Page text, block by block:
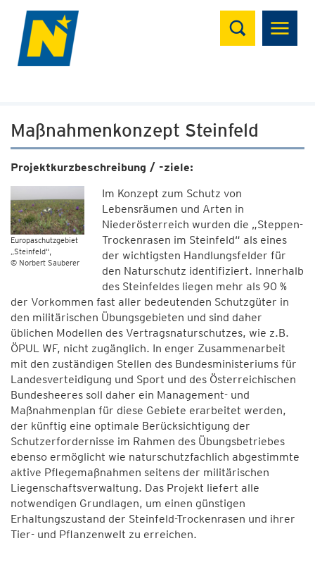
Suchen
Maßnahmenkonzept Steinfeld
Projektkurzbeschreibung / -ziele:
Europaschutzgebiet
„Steinfeld“
© Norbert Sauberer
Im Konzept zum Schutz von
Lebensräumen und Arten in
Niederösterreich wurden die „Steppen-
Trockenrasen im Steinfeld“ als eines
der wichtigsten Handlungsfelder für
den Naturschutz identifiziert. Innerhalb
des Steinfeldes liegen mehr als 90 %
der Vorkommen fast aller bedeutenden Schutzgüter in
den militärischen Übungsgebieten und sind daher
üblichen Modellen des Vertragsnaturschutzes, wie z.B.
ÖPUL WF, nicht zugänglich. In enger Zusammenarbeit
mit den zuständigen Stellen des Bundesministeriums für
Landesverteidigung und Sport und des Österreichischen
Bundesheeres soll daher ein Management- und
Maßnahmenplan für diese Gebiete erarbeitet werden,
der künftig eine optimale Berücksichtigung der
Schutzerfordernisse im Rahmen des Übungsbetriebes
ebenso ermöglicht wie naturschutzfachlich abgestimmte
aktive Pflegemaßnahmen seitens der militärischen
Liegenschaftsverwaltung. Das Projekt liefert alle
notwendigen Grundlagen, um einen günstigen
Erhaltungszustand der Steinfeld-Trockenrasen und ihrer
Tier- und Pflanzenwelt zu erreichen.